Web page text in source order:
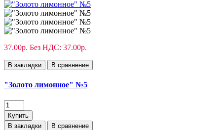
37.00р. Без НДС: 37.00р.
В закладки В сравнение
"Золото лимонное" №5
Купить
В закладки
В сравнение